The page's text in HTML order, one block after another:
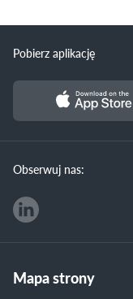
Pobierz aplikację
Obserwuj nas:
Mapa strony